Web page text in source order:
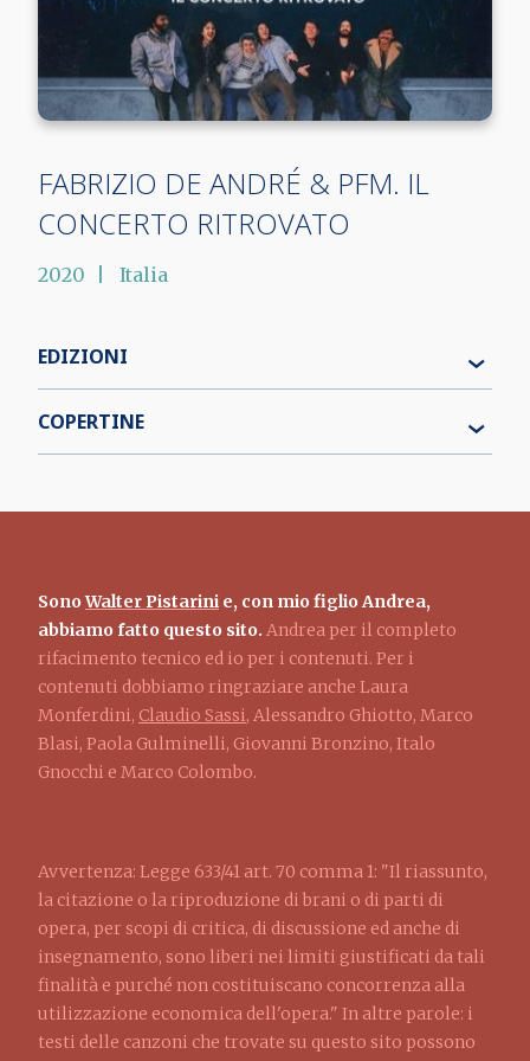
FABRIZIO DE ANDRÉ & PFM. IL
CONCERTO RITROVATO
2020 Italia
EDIZIONI
COPERTINE
SonoWalter Pistarini e, con mio figlio Andrea,
abbiamo fatto questo sito. Andrea per il completo
rifacimento tecnico ed io per i contenuti. Per i
contenuti dobbiamo ringraziare anche Laura
Monferdini, Claudio Sassi, Alessandro Ghiotto, Marco
Blasi, Paola Gulminelli, Giovanni Bronzino, Italo
Gnocchi e Marco Colombo.
Avvertenza: Legge 633/41 art. 70 comma 1: "Il riassunto,
la citazione o la riproduzione di brani o di parti di
opera, per scopi di critica, di discussione ed anche di
insegnamento, sono liberi nei limiti giustificati da tali
finalità e purché non costituiscano concorrenza alla
utilizzazione economica dell'opera." In altre parole: i
testi delle canzoni che trovate su questo sito possono